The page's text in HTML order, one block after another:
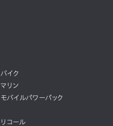
バイク
マリン
モバイルパワーパック
リコール